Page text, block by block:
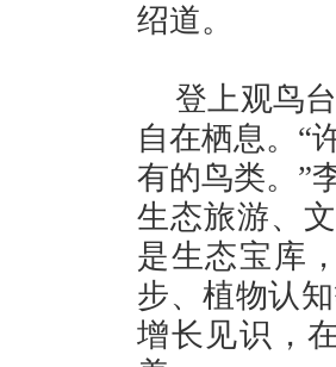
绍道。
登上观鸟
自在栖息。“
有的鸟类。”
生态旅游、
是生态宝库
步、植物认
增长见识，